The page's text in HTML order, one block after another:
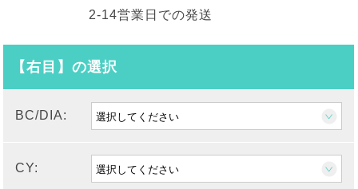
2-14営業日での発送
【右目】の選択
BC/DIA:
CY: